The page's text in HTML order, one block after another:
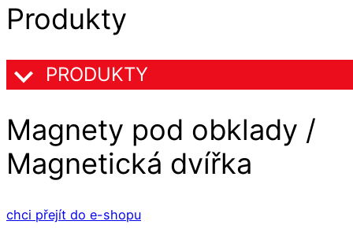
Produkty
PRODUKTY
Magnety pod obklady /
Magnetická dvířka
chci přejít do e-shopu